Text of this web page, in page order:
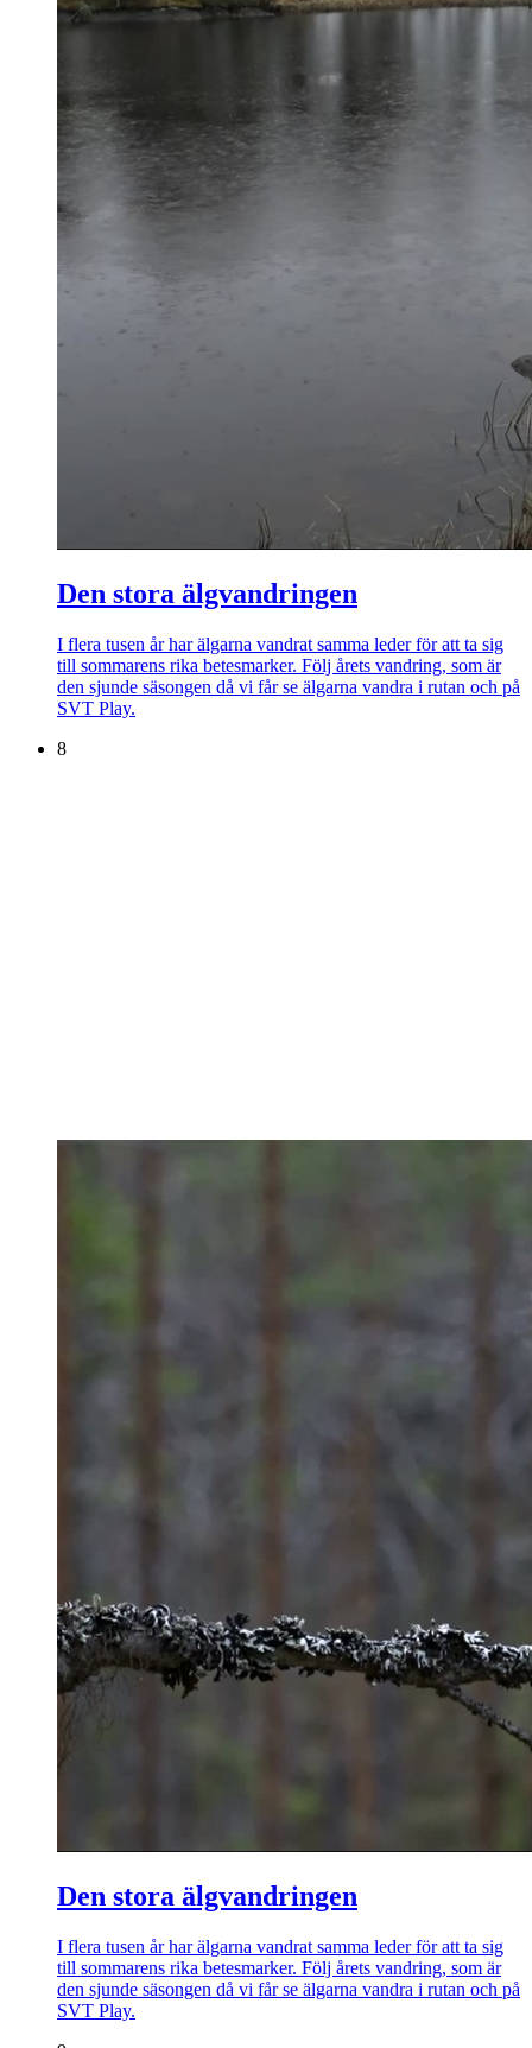
Den stora älgvandringen
I flera tusen år har älgarna vandrat samma leder för att ta sig
till sommarens rika betesmarker. Följ årets vandring, som är
den sjunde säsongen då vi får se älgarna vandra i rutan och på
SVT Play.
8
Den stora älgvandringen
I flera tusen år har älgarna vandrat samma leder för att ta sig
till sommarens rika betesmarker. Följ årets vandring, som är
den sjunde säsongen då vi får se älgarna vandra i rutan och på
SVT Play.